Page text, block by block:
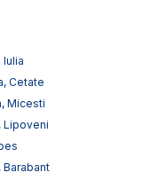
Cetate
Micesti
Lipoveni